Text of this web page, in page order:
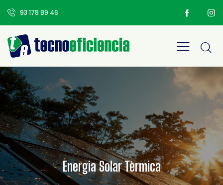
93 178 89 46
Energia Solar Tèrmica